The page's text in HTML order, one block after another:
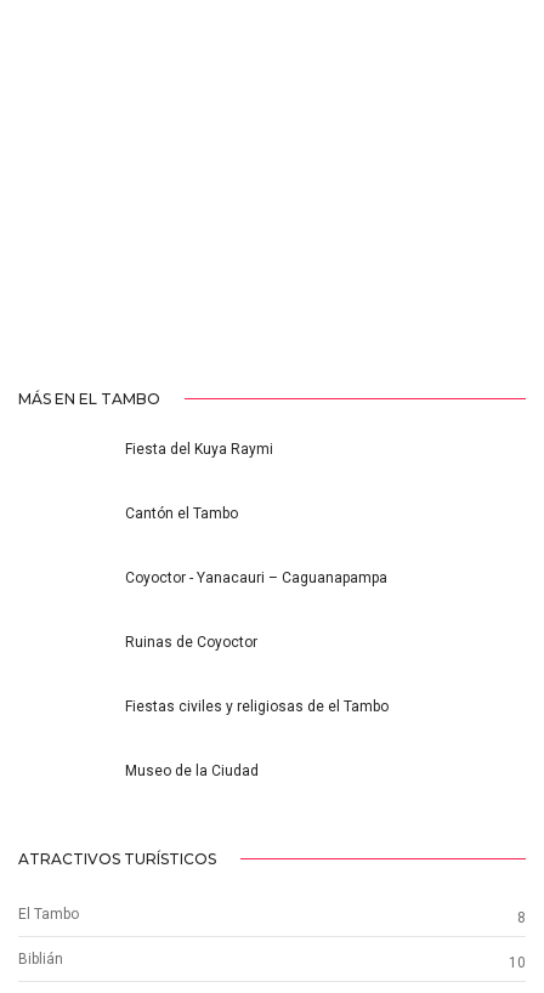
MÁS EN EL TAMBO
Fiesta del Kuya Raymi
Cantón el Tambo
Coyoctor - Yanacauri – Caguanapampa
Ruinas de Coyoctor
Fiestas civiles y religiosas de el Tambo
Museo de la Ciudad
ATRACTIVOS TURÍSTICOS
El Tambo 8
Biblián 10